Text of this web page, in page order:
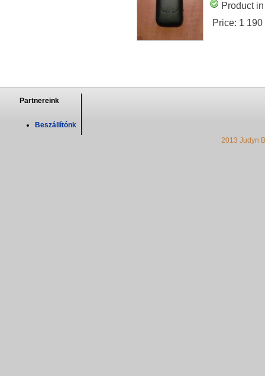
Product
Price: 1
Partnereink
Beszállítónk
2013 Judyn